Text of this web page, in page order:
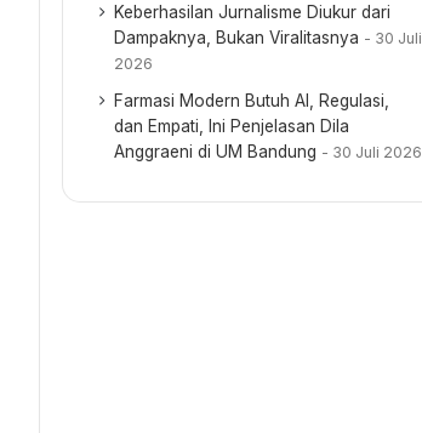
Keberhasilan Jurnalisme Diukur dari
Dampaknya, Bukan Viralitasnya
30 Juli
2026
Farmasi Modern Butuh AI, Regulasi,
dan Empati, Ini Penjelasan Dila
Anggraeni di UM Bandung
30 Juli 2026